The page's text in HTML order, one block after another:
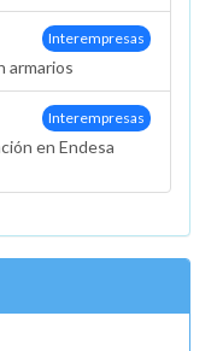
Interempresas
armarios
Interempresas
en Endesa